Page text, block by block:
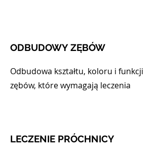
ODBUDOWY ZĘBÓW
Odbudowa kształtu, koloru i funkcji
zębów, które wymagają leczenia
LECZENIE PRÓCHNICY